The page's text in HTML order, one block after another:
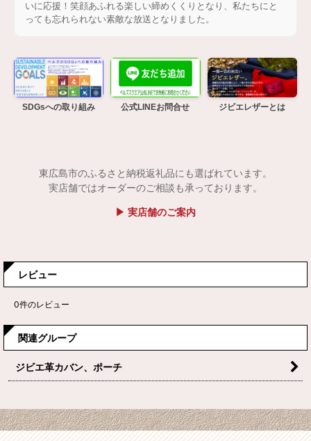
いに応援！笑顔あふれる楽しい締めくくりとなり、私たちにと
っても忘れられない素敵な放送となりました。
SDGsへの取り組み 公式LINEお問合せ ジビエレザーとは
東広島市のふるさと納税返礼品にも選ばれています。
実店舗ではオーダーのご相談も承っております。
▶ 実店舗のご案内
レビュー
0件のレビュー
関連グループ
ジビエ革カバン、ポーチ